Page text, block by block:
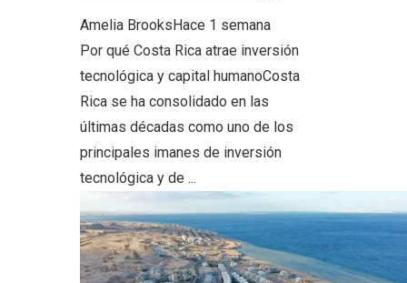
Amelia Brooks Hace 1 semana
Por qué Costa Rica atrae inversión
tecnológica y capital humanoCosta
Rica se ha consolidado en las
últimas décadas como uno de los
principales imanes de inversión
tecnológica y de ...